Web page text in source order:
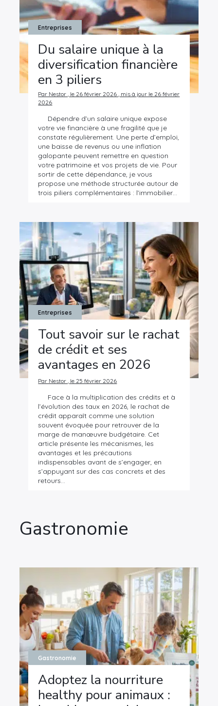
Entreprises
Du salaire unique à la
diversification financière
en 3 piliers
Par Nestor , le 26 février 2026 , mis à jour le 26 février
2026
Dépendre d’un salaire unique expose
votre vie financière à une fragilité que je
constate régulièrement. Une perte d’emploi,
une baisse de revenus ou une inflation
galopante peuvent remettre en question
votre patrimoine et vos projets de vie. Pour
sortir de cette dépendance, je vous
propose une méthode structurée autour de
trois piliers complémentaires : l’immobilier…
Entreprises
Tout savoir sur le rachat
de crédit et ses
avantages en 2026
Par Nestor , le 25 février 2026
Face à la multiplication des crédits et à
l’évolution des taux en 2026, le rachat de
crédit apparaît comme une solution
souvent évoquée pour retrouver de la
marge de manœuvre budgétaire. Cet
article présente les mécanismes, les
avantages et les précautions
indispensables avant de s’engager, en
s’appuyant sur des cas concrets et des
retours…
Gastronomie
Gastronomie
Adoptez la nourriture
healthy pour animaux :